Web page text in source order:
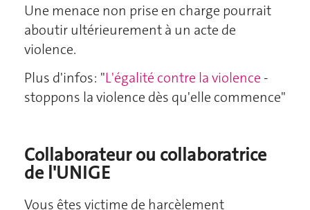
Une menace non prise en charge pourrait
aboutir ultérieurement à un acte de
violence.
Plus d'infos: "L'égalité contre la violence -
stoppons la violence dès qu'elle commence"
Collaborateur ou collaboratrice
de l'UNIGE
Vous êtes victime de harcèlement